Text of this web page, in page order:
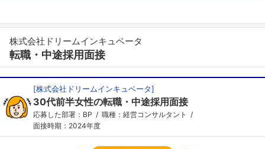
株式会社ドリームインキュベータ
転職・中途採用面接
[株式会社ドリームインキュベータ]
30代前半女性の転職・中途採用面接
応募した部署：BP
職種：経営コンサルタント
面接時期：2024年度